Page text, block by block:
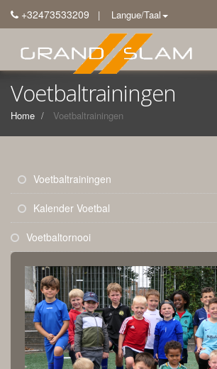
+32473533209 | Langue/Taal
Voetbaltrainingen
Home Voetbaltrainingen
Voetbaltrainingen
Kalender Voetbal
Voetbaltornooi